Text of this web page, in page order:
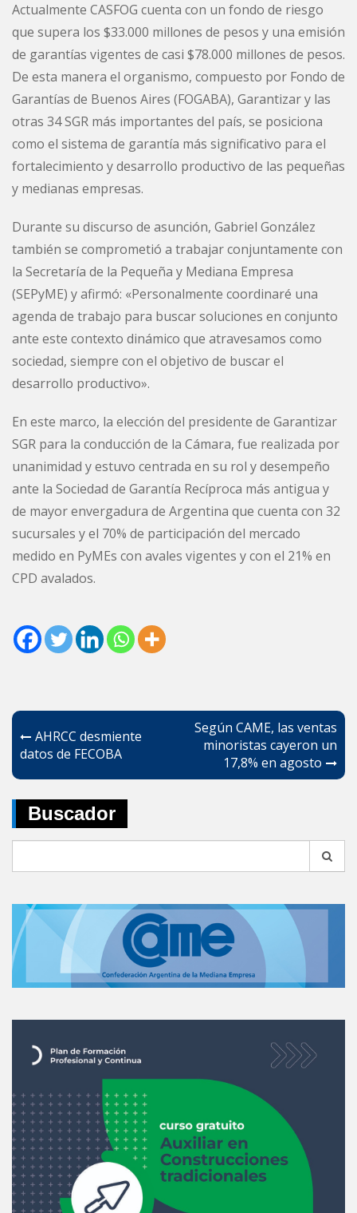
Actualmente CASFOG cuenta con un fondo de riesgo
que supera los $33.000 millones de pesos y una emisión
de garantías vigentes de casi $78.000 millones de pesos.
De esta manera el organismo, compuesto por Fondo de
Garantías de Buenos Aires (FOGABA), Garantizar y las
otras 34 SGR más importantes del país, se posiciona
como el sistema de garantía más significativo para el
fortalecimiento y desarrollo productivo de las pequeñas
y medianas empresas.
Durante su discurso de asunción, Gabriel González
también se comprometió a trabajar conjuntamente con
la Secretaría de la Pequeña y Mediana Empresa
(SEPyME) y afirmó: «Personalmente coordinaré una
agenda de trabajo para buscar soluciones en conjunto
ante este contexto dinámico que atravesamos como
sociedad, siempre con el objetivo de buscar el
desarrollo productivo».
En este marco, la elección del presidente de Garantizar
SGR para la conducción de la Cámara, fue realizada por
unanimidad y estuvo centrada en su rol y desempeño
ante la Sociedad de Garantía Recíproca más antigua y
de mayor envergadura de Argentina que cuenta con 32
sucursales y el 70% de participación del mercado
medido en PyMEs con avales vigentes y con el 21% en
CPD avalados.
Navegación
de
entradas
AHRCC desmiente
datos de FECOBA
Según CAME, las ventas
minoristas cayeron un
17,8% en agosto
Buscador